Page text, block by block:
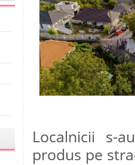
Localnicii s-
produs pe